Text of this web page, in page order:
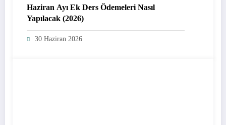
Haziran Ayı Ek Ders Ödemeleri Nasıl
Yapılacak (2026)
30 Haziran 2026